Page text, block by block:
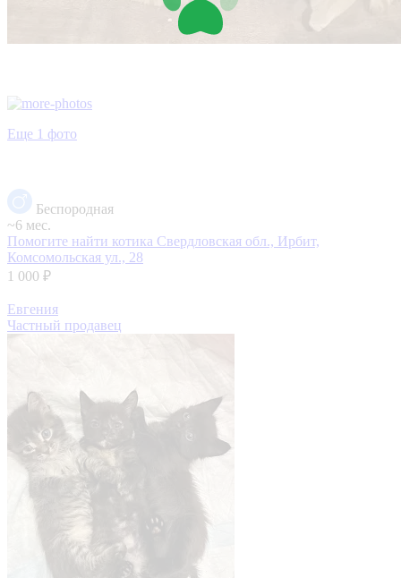
Еще 1 фото
Беспородная
~6 мес.
Помогите найти котика Свердловская обл., Ирбит,
Комсомольская ул., 28
1 000 ₽
Евгения
Частный продавец